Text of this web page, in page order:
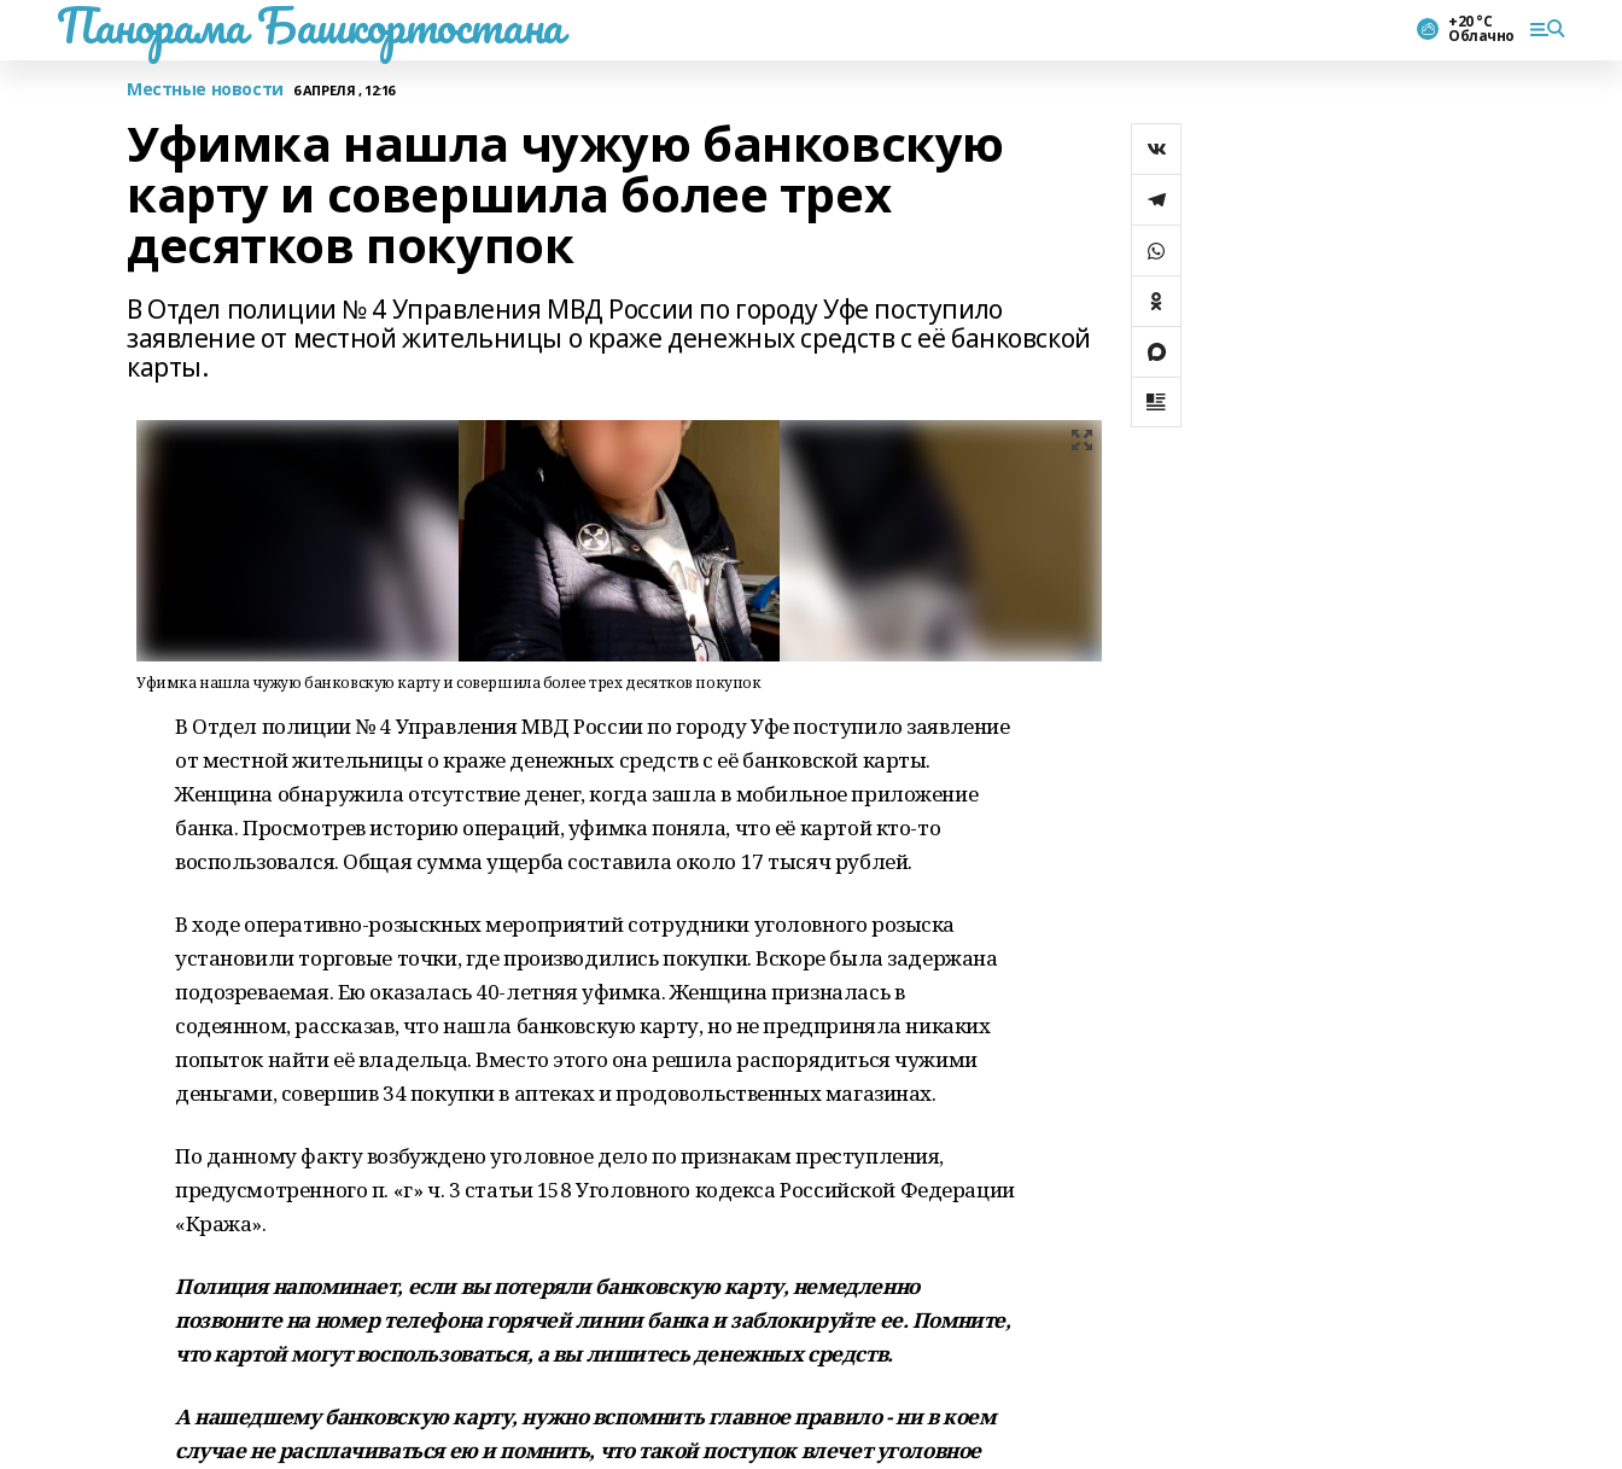
Панорама Башкортостана +20 °С
Облачно
Местные новости 6 АПРЕЛЯ , 12:16
Уфимка нашла чужую банковскую
карту и совершила более трех
десятков покупок
В Отдел полиции № 4 Управления МВД России по городу Уфе поступило
заявление от местной жительницы о краже денежных средств с её банковской
карты.
Уфимка нашла чужую банковскую карту и совершила более трех десятков покупок
В Отдел полиции № 4 Управления МВД России по городу Уфе поступило заявление
от местной жительницы о краже денежных средств с её банковской карты.
Женщина обнаружила отсутствие денег, когда зашла в мобильное приложение
банка. Просмотрев историю операций, уфимка поняла, что её картой кто-то
воспользовался. Общая сумма ущерба составила около 17 тысяч рублей.
В ходе оперативно-розыскных мероприятий сотрудники уголовного розыска
установили торговые точки, где производились покупки. Вскоре была задержана
подозреваемая. Ею оказалась 40-летняя уфимка. Женщина призналась в
содеянном, рассказав, что нашла банковскую карту, но не предприняла никаких
попыток найти её владельца. Вместо этого она решила распорядиться чужими
деньгами, совершив 34 покупки в аптеках и продовольственных магазинах.
По данному факту возбуждено уголовное дело по признакам преступления,
предусмотренного п. «г» ч. 3 статьи 158 Уголовного кодекса Российской Федерации
«Кража».
Полиция напоминает, если вы потеряли банковскую карту, немедленно
позвоните на номер телефона горячей линии банка и заблокируйте ее. Помните,
что картой могут воспользоваться, а вы лишитесь денежных средств.
А нашедшему банковскую карту, нужно вспомнить главное правило - ни в коем
случае не расплачиваться ею и помнить, что такой поступок влечет уголовное